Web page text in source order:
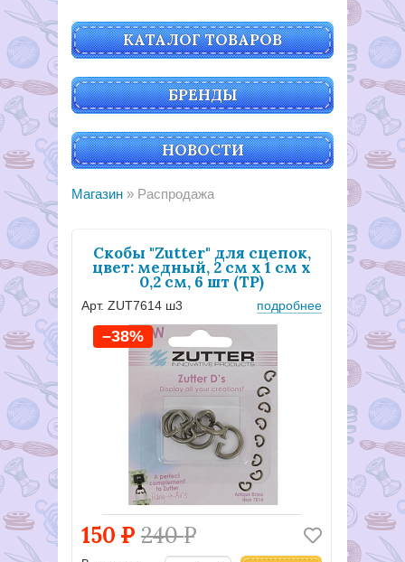
КАТАЛОГ ТОВАРОВ
БРЕНДЫ
НОВОСТИ
Магазин Распродажа
Скобы "Zutter" для сцепок,
цвет: медный, 2 см х 1 см х
0,2 см, 6 шт (TP)
Арт. ZUT7614 ш3 подробнее
150 Р 240Р
–38%